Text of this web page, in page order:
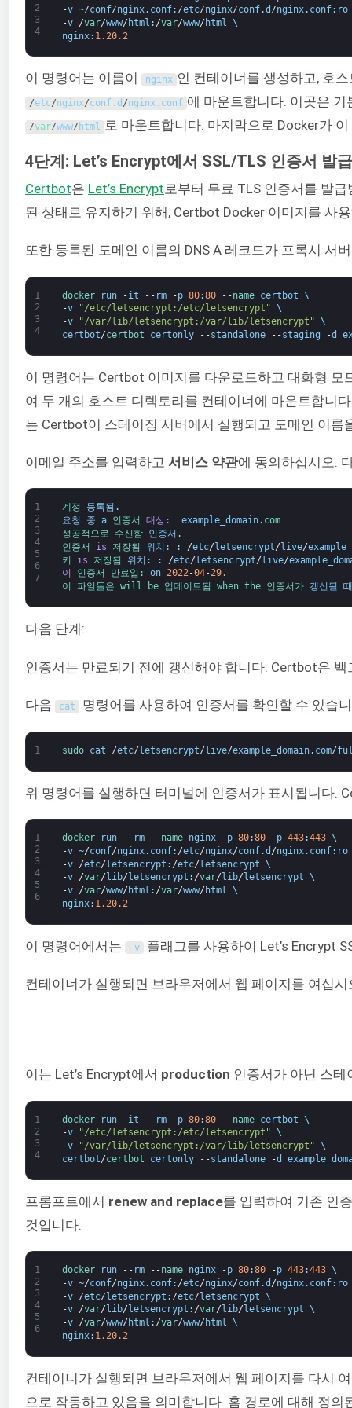
2
3
4
-v ~/conf/nginx. conf: /etc/nginx/conf.d /nginx. conf: ro
-v /var/www/ html : /var/www/ html \
nginx: 1.20.2
이 명령어는 이름이 nginx 인 컨테이너를 생성하고, 호
/etc/nginx/conf.d /nginx. conf 에 마운트합니다. 이곳은
/var/www/ html 로 마운트합니다. 마지막으로 Docker가
4단계: Let’s Encrypt에서 SSL/TLS 인증서 발
Certbot은 Let’s Encrypt 로부터 무료 TLS 인증서를 발
된 상태로 유지하기 위해, Certbot Docker 이미지를 사
또한 등록된 도메인 이름의 DNS A 레코드가 프록시
1
2
3
4
docker run -it -- rm -p 80:80 --name certbot \
-v "/etc/letsencrypt:/etc/letsencrypt" \
-v "/var/lib/letsencrypt:/var/lib/letsencrypt" \
certbot/certbot certonly --standalone --staging -d
이 명령어는 Certbot 이미지를 다운로드하고 대화형
여 두 개의 호스트 디렉토리를 컨테이너에 마운트합니
는 Certbot이 스테이징 서버에서 실행되고 도메인 이름
이메일 주소를 입력하고 서비스 약관에 동의하십시오.
1
2
3
4
5
6
7
계정 등록됨 .
요청 중 a 인증서 대상: example_domain. com
성공적으로
수신함 인증서 .
인증서
is 저장됨 위치: : /etc/letsencrypt/live/
키
is 저장됨 위치: : /etc/letsencrypt/live/
이
인증서 만료일: on 2022-04-29.
이 파일들은 will be 업데이트됨 when the 인증서가 갱신될 때
다음 단계:
인증서는 만료되기 전에 갱신해야 합니다. Certbot은
다음 cat 명령어를 사용하여 인증서를 확인할 수 있습
1 sudo cat /etc/letsencrypt/live/example_domain. com/
위 명령어를 실행하면 터미널에 인증서가 표시됩니다.
1
2
3
4
5
6
docker run -- rm --name nginx -p 80:80 -p 443:443 \
-v ~/conf/nginx. conf: /etc/nginx/conf.d /nginx. conf: ro
-v /etc/letsencrypt : /etc/letsencrypt \
-v /var/ lib/ letsencrypt : /var/ lib/ letsencrypt \
-v /var/www/ html : /var/www/ html \
nginx: 1.20.2
이 명령어에서는 -v 플래그를 사용하여 Let’s Encrypt
컨테이너가 실행되면 브라우저에서 웹 페이지를 여십
이는 Let’s Encrypt에서 production 인증서가 아닌 스
1
2
3
4
docker run -it -- rm -p 80:80 --name certbot \
-v "/etc/letsencrypt:/etc/letsencrypt" \
-v "/var/lib/letsencrypt:/var/lib/letsencrypt" \
certbot/certbot certonly --standalone -d
프롬프트에서 renew and replace를 입력하여 기존 인
것입니다:
1
2
3
4
5
6
docker run -- rm --name nginx -p 80:80 -p 443:443 \
-v ~/conf/nginx. conf: /etc/nginx/conf.d /nginx. conf: ro
-v /etc/letsencrypt : /etc/letsencrypt \
-v /var/ lib/ letsencrypt : /var/ lib/ letsencrypt \
-v /var/www/ html : /var/www/ html \
nginx: 1.20.2
컨테이너가 실행되면 브라우저에서 웹 페이지를 다시
으로 작동하고 있음을 의미합니다. 홈 경로에 대해 정